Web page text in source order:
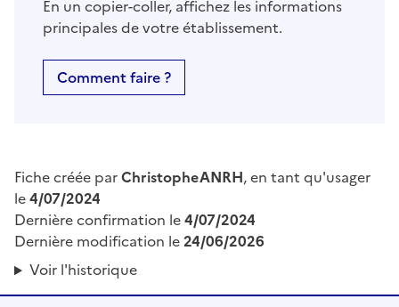
En un copier-coller, affichez les informations
principales de votre établissement.
Comment faire ?
Fiche créée parChristopheANRH, en tant qu'usager
le4/07/2024
Dernière confirmation le4/07/2024
Dernière modification le24/06/2026
Voir l'historique